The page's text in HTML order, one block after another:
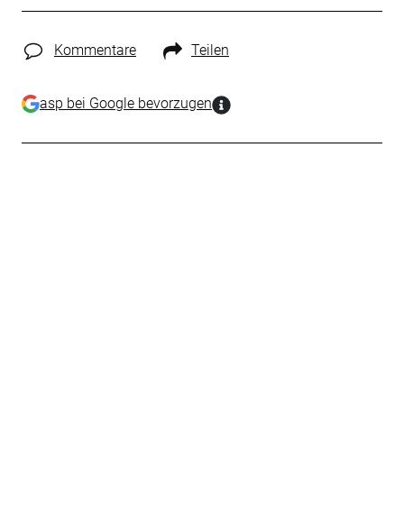
Kommentare Teilen
asp bei Google bevorzugen